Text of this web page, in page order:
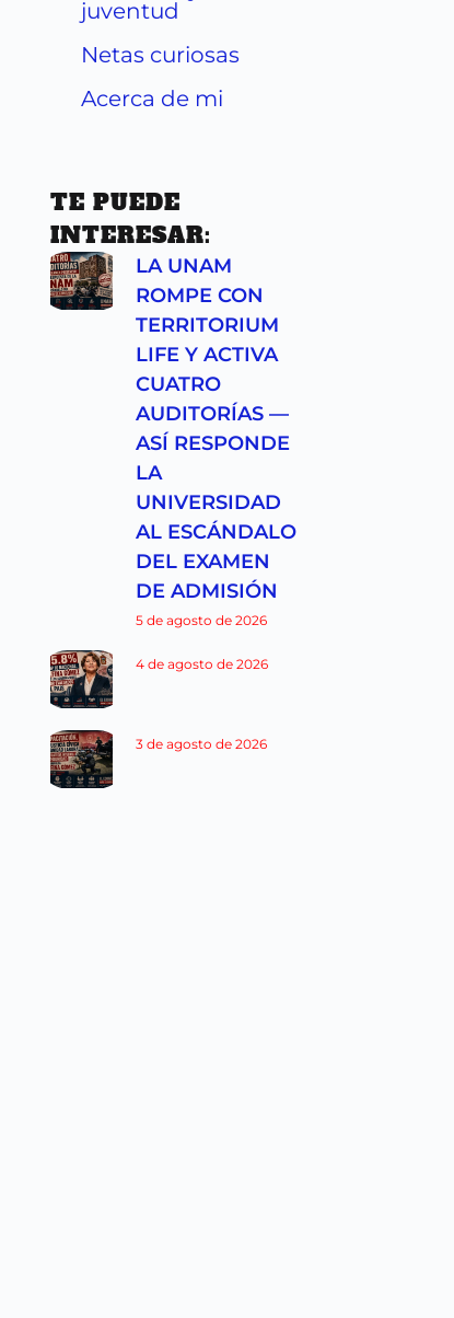
juventud
Netas curiosas
Acerca de mi
TE PUEDE
INTERESAR:
LA UNAM
ROMPE CON
TERRITORIUM
LIFE Y ACTIVA
CUATRO
AUDITORÍAS —
ASÍ RESPONDE
LA
UNIVERSIDAD
AL ESCÁNDALO
DEL EXAMEN
DE ADMISIÓN
5 de agosto de 2026
4 de agosto de 2026
3 de agosto de 2026